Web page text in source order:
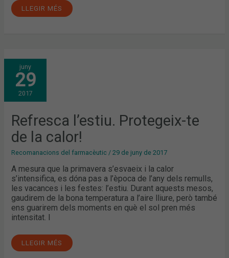
LLEGIR MÉS
juny
29
2017
Refresca l’estiu. Protegeix-te
de la calor!
Recomanacions del farmacèutic /29 de juny de 2017
A mesura que la primavera s’esvaeix i la calor
s’intensifica, es dóna pas a l’època de l’any dels remulls,
les vacances i les festes: l’estiu. Durant aquests mesos,
gaudirem de la bona temperatura a l’aire lliure, però també
ens guarirem dels moments en què el sol pren més
intensitat. I
REFRESCA
L’ESTIU.
PROTEGEIX-
TE
DE
LA
CALOR!
LLEGIR MÉS